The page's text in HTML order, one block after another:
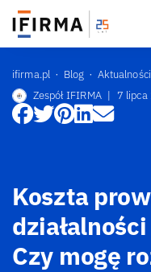
ifirma.pl Blog Aktualności
Zespół IFIRMA | 7
Koszta
Czy mogę